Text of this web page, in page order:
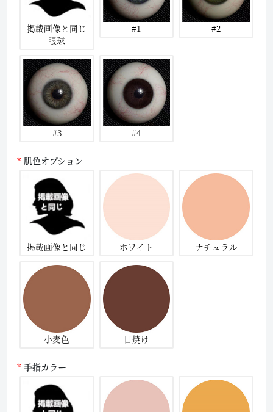
掲載画像と同じ
眼球
#1 #2
#3 #4
肌色オプション
掲載画像と同じ ホワイト ナチュラル
小麦色 日焼け
手指カラー